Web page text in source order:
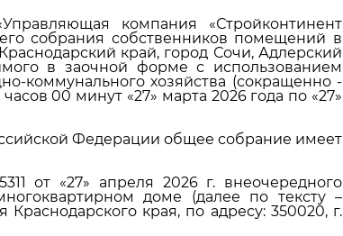
компания «Стройконтинент
собрания собственников помещений в
край, город Сочи, Адлерский
в заочной форме с использованием
коммунального хозяйства (сокращенно -
00 минут «27» марта 2026 года по «27»
Федерации общее собрание имеет
от «27» апреля 2026 г. внеочередного
доме (далее по тексту –
края, по адресу: 350020, г.